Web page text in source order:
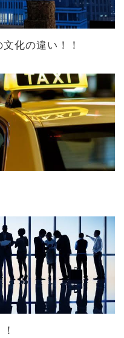
化の違い！！